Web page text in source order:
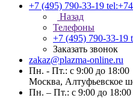
+7 (495) 790-33-19
Назад
Телефоны
+7 (495) 790-33-19
Заказать звонок
zakaz@plazma-online.ru
Пн. - Пт.: с 9:00 до 18:00
Москва, Алтуфьевское
Пн. – Пт.: с 9:00 до 18:00